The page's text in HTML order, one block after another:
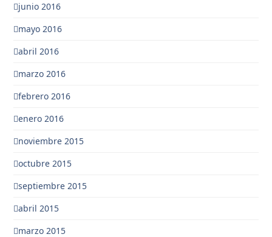
junio 2016
mayo 2016
abril 2016
marzo 2016
febrero 2016
enero 2016
noviembre 2015
octubre 2015
septiembre 2015
abril 2015
marzo 2015